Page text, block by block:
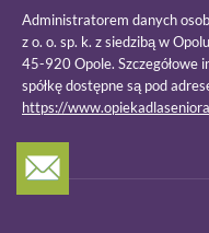
Administratorem danych
z o. o. sp. k. z siedzibą w
45-920 Opole. Szczegółowe
spółkę dostępne są pod
https://